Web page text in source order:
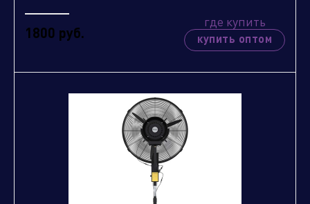
1800 руб.
где купить
купить оптом